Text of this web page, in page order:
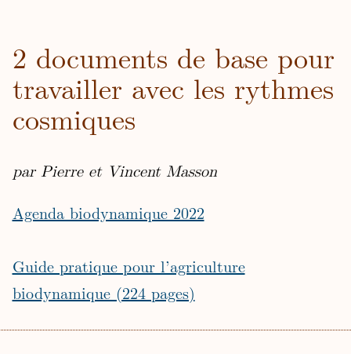
2 documents de base pour
travailler avec les rythmes
cosmiques
par Pierre et Vincent Masson
Agenda biodynamique 2022
Guide pratique pour l’agriculture
biodynamique (224 pages)